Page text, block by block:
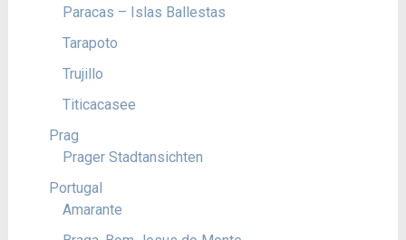
Paracas – Islas Ballestas
Tarapoto
Trujillo
Titicacasee
Prag
Prager Stadtansichten
Portugal
Amarante